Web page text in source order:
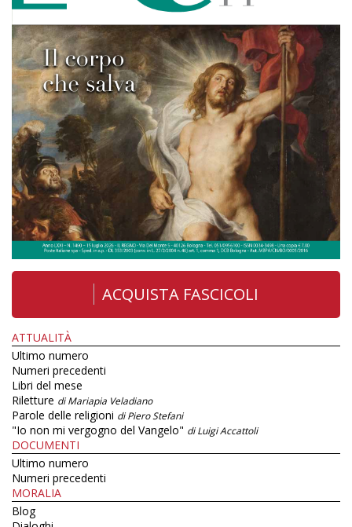
ACQUISTA FASCICOLI
ATTUALITÀ
Ultimo numero
Numeri precedenti
Libri del mese
Riletture di Mariapia Veladiano
Parole delle religioni di Piero Stefani
"Io non mi vergogno del Vangelo" di Luigi Accattoli
DOCUMENTI
Ultimo numero
Numeri precedenti
MORALIA
Blog